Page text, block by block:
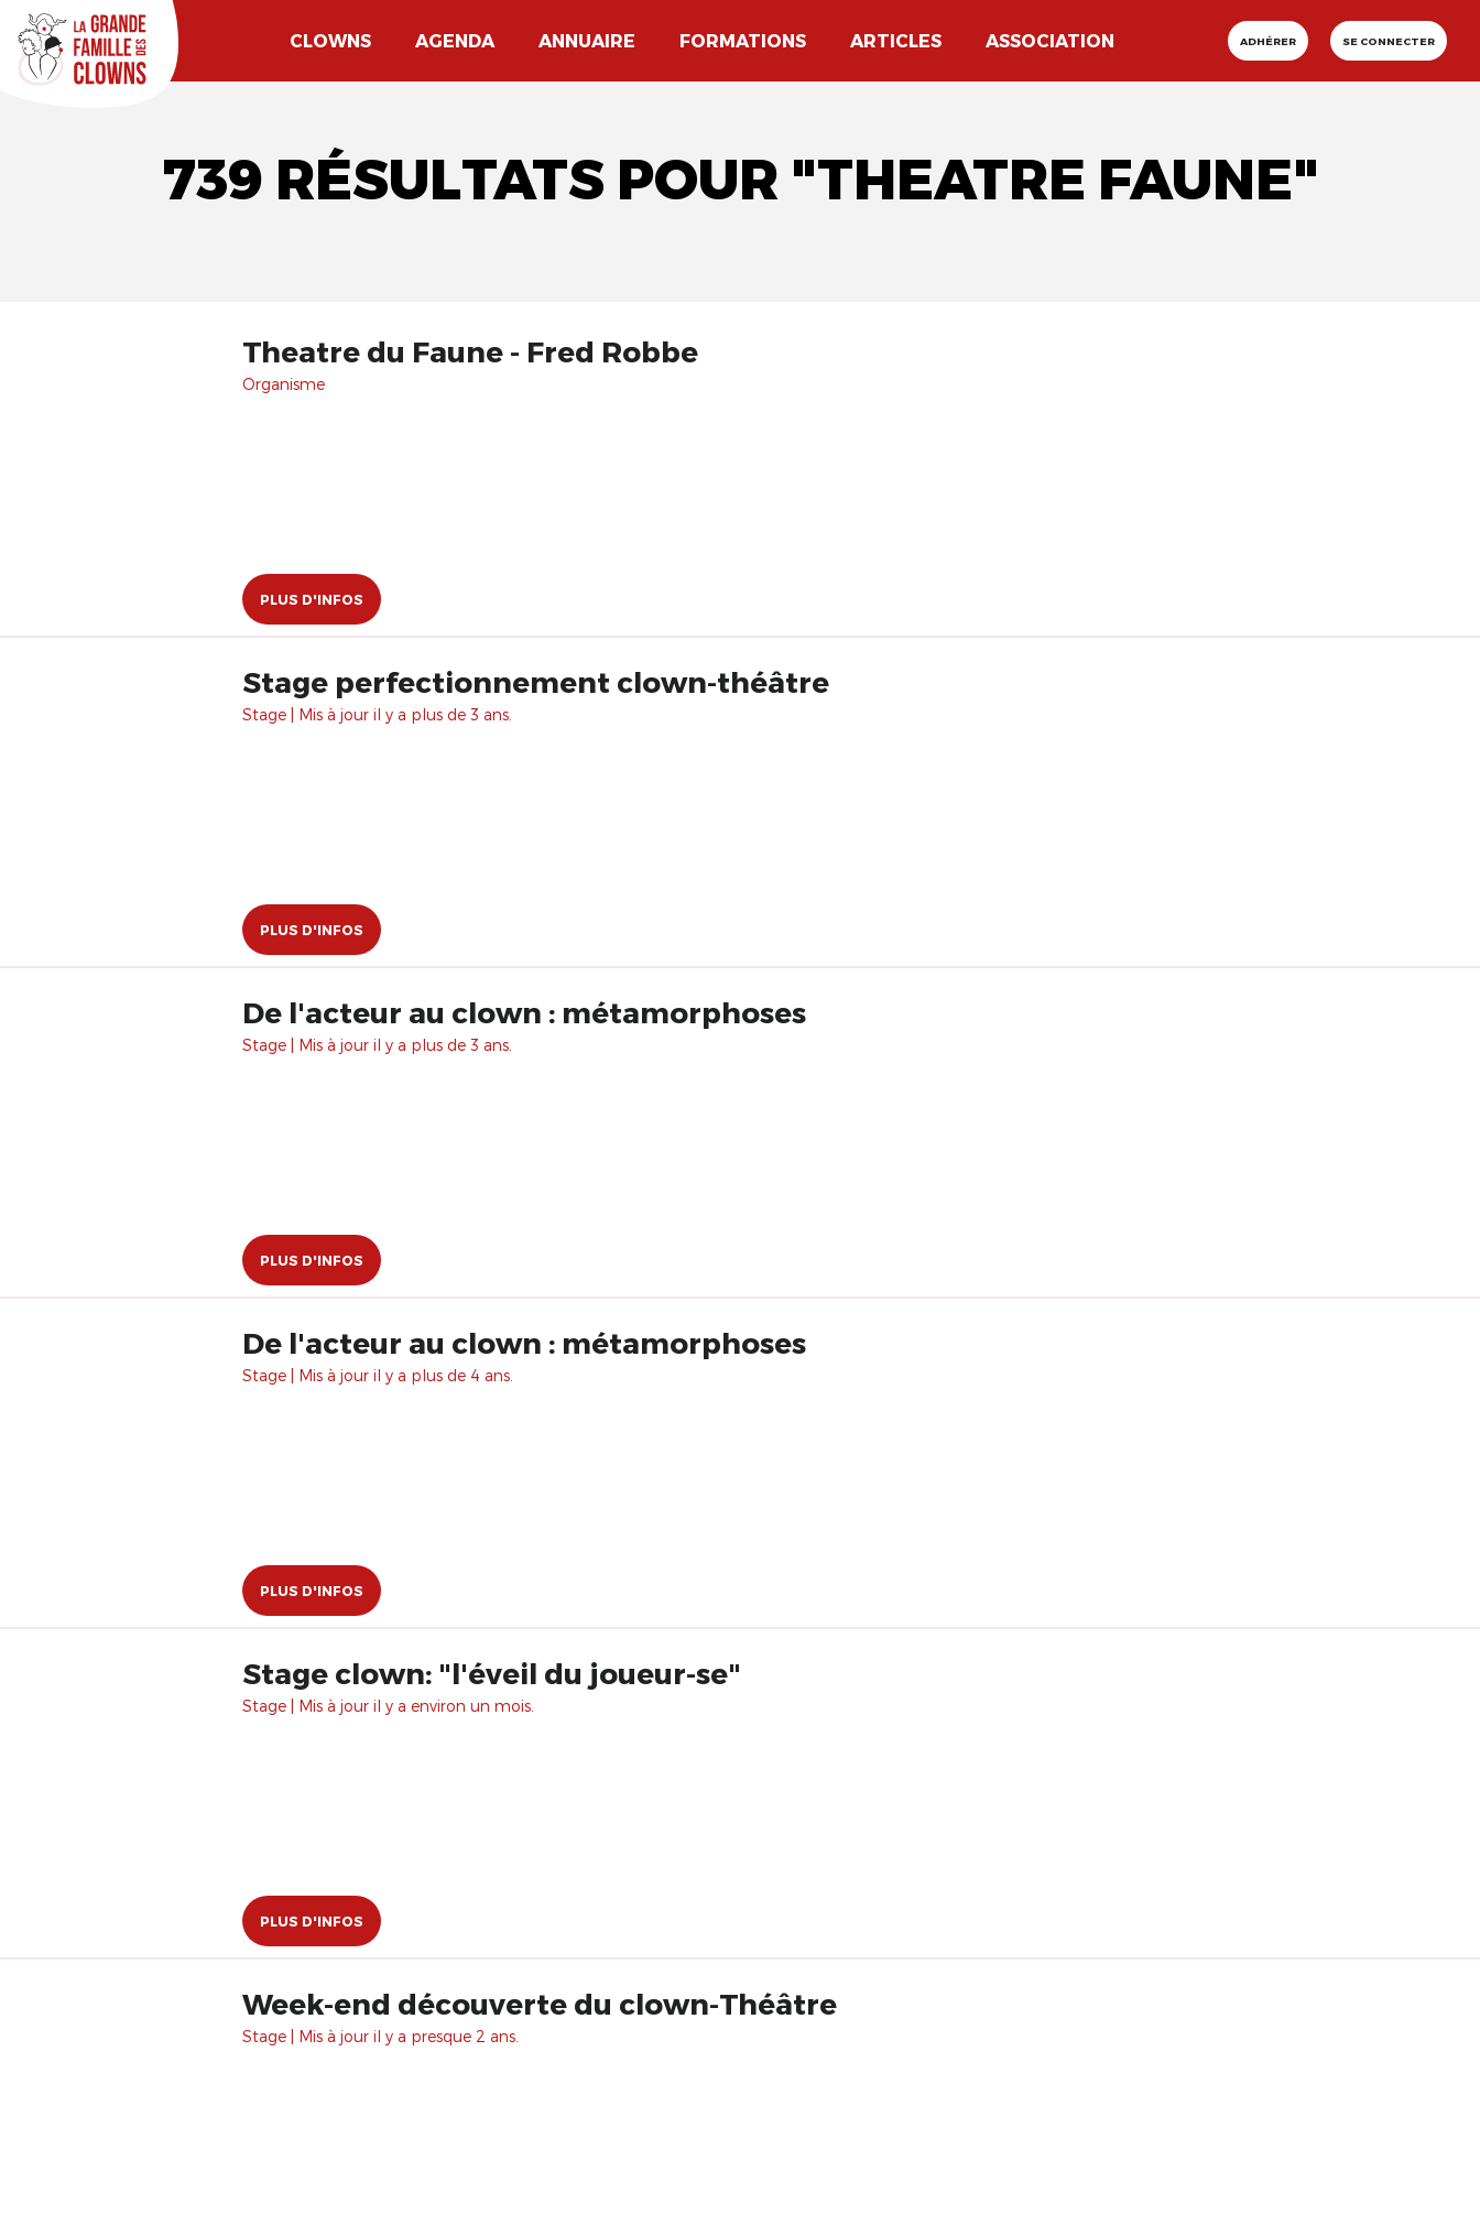
CLOWNS AGENDA ANNUAIRE FORMATIONS ARTICLES ASSOCIATION ADHÉRER SE CONNECTER
739 RÉSULTATS POUR "THEATRE FAUNE"
Theatre du Faune - Fred Robbe
Organisme
PLUS D'INFOS
Stage perfectionnement clown-théâtre
Stage | Mis à jour il y a plus de 3 ans.
PLUS D'INFOS
De l'acteur au clown : métamorphoses
Stage | Mis à jour il y a plus de 3 ans.
PLUS D'INFOS
De l'acteur au clown : métamorphoses
Stage | Mis à jour il y a plus de 4 ans.
PLUS D'INFOS
Stage clown: "l'éveil du joueur-se"
Stage | Mis à jour il y a environ un mois.
PLUS D'INFOS
Week-end découverte du clown-Théâtre
Stage | Mis à jour il y a presque 2 ans.